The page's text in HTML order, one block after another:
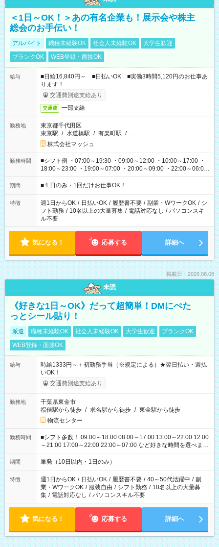
＜1日～OK！＞あの有名企業も！展示会や株主
総会のお手伝い！
アルバイト 職種未経験OK 社会人未経験OK
大学生歓迎
ブランクOK
WEB登録・面接OK
給与
■日給16,840円～ ■日払いOK ■実働3時間5,120円のお仕事あ
ります！
交通費別途支給あり
交通費 一部支給
勤務地
東京都千代田区
東京駅 / 水道橋駅 / 有楽町駅 / …
株式会社マッシュ
勤務時間
■シフト例 ・07:00～19:30 ・09:00～12:00 ・10:00～17:00 ・
18:00～23:00 ・19:00～07:00 ・20:00～09:00 ・22:00～06:00
etc ★最短で3時間で5,120円のお仕事から 15時間で2万円近く稼
げるお仕事も！ ご希望のお時間に合わせてご紹介！ ※シフトは
ください！
期間 ■１日のみ・1回だけお仕事OK！
特徴 週1日からOK / 日払いOK / 履歴書不要 / 副業・WワークOK / シ
フト勤務 / 10名以上の大量募集 / 電話対応なし / パソコンスキ
ル不要
気になる！ 応募する 詳細へ
掲載日：2026.08.08
未読
《好きな1日～OK》だって超簡単！DMにぺた
っとシール貼り！
派遣 職種未経験OK 社会人未経験OK 大学生歓迎
ブランクOK
WEB登録・面接OK
給与
時給1333円～＋初勤務手当（※規定による）★翌日払い・週払
いOK！
交通費別途支給あり
勤務地
千葉県東金市
福俵駅から徒歩 / 求名駅から徒歩 / 東金駅から徒歩
物流センター
勤務時間
■シフト多数！ 09:00～18:00 08:00～17:00 13:00～22:00 12:00
～21:00 17:00～22:00 22:00～07:00 など好きな時間を選べま
す！
期間 単発（10日以内・1日のみ）
特徴 週1日からOK / 日払いOK / 履歴書不要 / 40～50代活躍中 / 副
業・WワークOK / 服装自由 / シフト勤務 / 10名以上の大量募
集 / 電話対応なし / パソコンスキル不要
気になる！ 応募する 詳細へ